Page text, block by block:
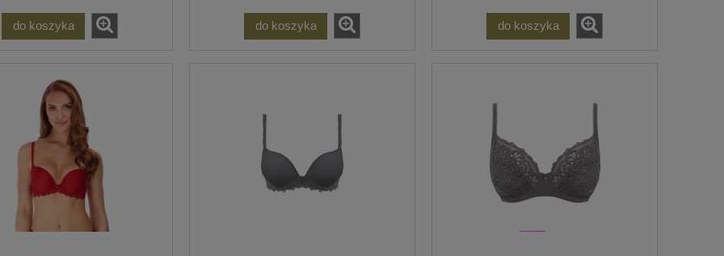
do koszyka do koszyka do koszyka